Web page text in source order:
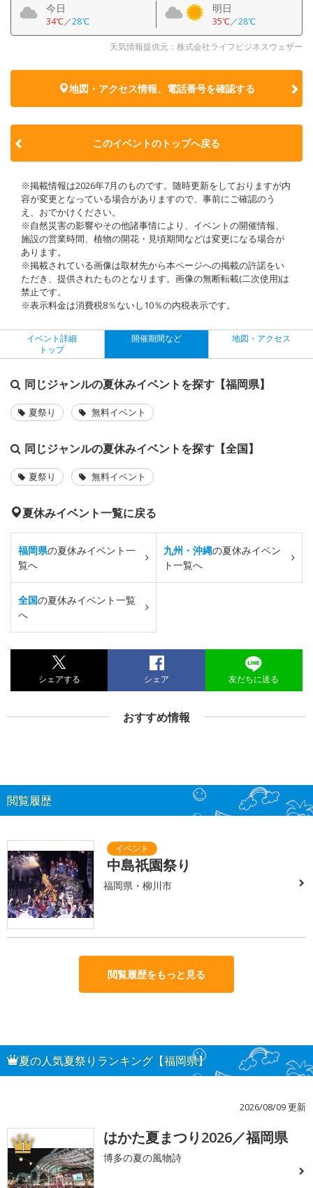
今日
34℃／28℃
明日
35℃／28℃
天気情報提供元：株式会社ライフビジネスウェザー
地図・アクセス情報、電話番号を確認する
このイベントのトップへ戻る
※掲載情報は2026年7月のものです。随時更新をしておりますが内
容が変更となっている場合がありますので、事前にご確認のう
え、おでかけください。
※自然災害の影響やその他諸事情により、イベントの開催情報、
施設の営業時間、植物の開花・見頃期間などは変更になる場合が
あります。
※掲載されている画像は取材先から本ページへの掲載の許諾をい
ただき、提供されたものとなります。画像の無断転載(二次使用)は
禁止です。
※表示料金は消費税8％ないし10％の内税表示です。
イベント詳細
トップ
開催期間など 地図・アクセス
同じジャンルの夏休みイベントを探す【福岡県】
夏祭り 無料イベント
同じジャンルの夏休みイベントを探す【全国】
夏祭り 無料イベント
夏休みイベント一覧に戻る
福岡県の夏休みイベント一
覧へ
九州・沖縄の夏休みイベン
ト一覧へ
全国の夏休みイベント一覧
へ
シェアする シェア 友だちに送る
おすすめ情報
閲覧履歴
中島祇園祭り
福岡県・柳川市
閲覧履歴をもっと見る
夏の人気夏祭りランキング【福岡県】
2026/08/09 更新
1 はかた夏まつり2026／福岡県
博多の夏の風物詩